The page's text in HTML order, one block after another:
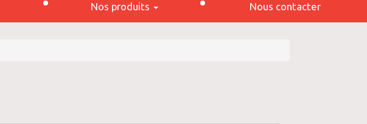
Nos produits Nous contacter